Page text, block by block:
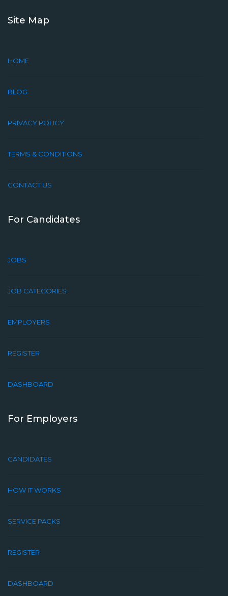
Site Map
HOME
BLOG
PRIVACY POLICY
TERMS & CONDITIONS
CONTACT US
For Candidates
JOBS
JOB CATEGORIES
EMPLOYERS
REGISTER
DASHBOARD
For Employers
CANDIDATES
HOW IT WORKS
SERVICE PACKS
REGISTER
DASHBOARD